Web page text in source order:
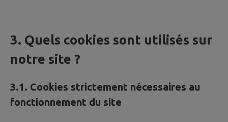
3. Quels cookies sont utilisés sur
notre site ?
3.1. Cookies strictement nécessaires au
fonctionnement du site